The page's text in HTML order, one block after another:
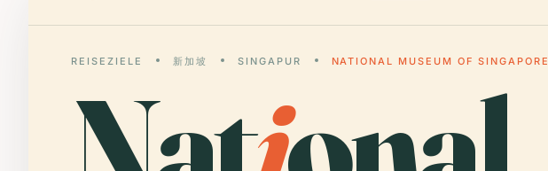
REISEZIELE 新加坡 SINGAPUR NATIONAL MUSEUM OF SINGAPORE